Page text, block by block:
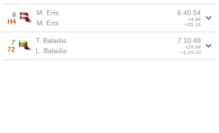
6
H4
M. Erts
M. Erts
6:40.54
+4.46
+55.16
7
72
T. Balaišis
L. Balaišis
7:10.48
+29.94
+1:25.10